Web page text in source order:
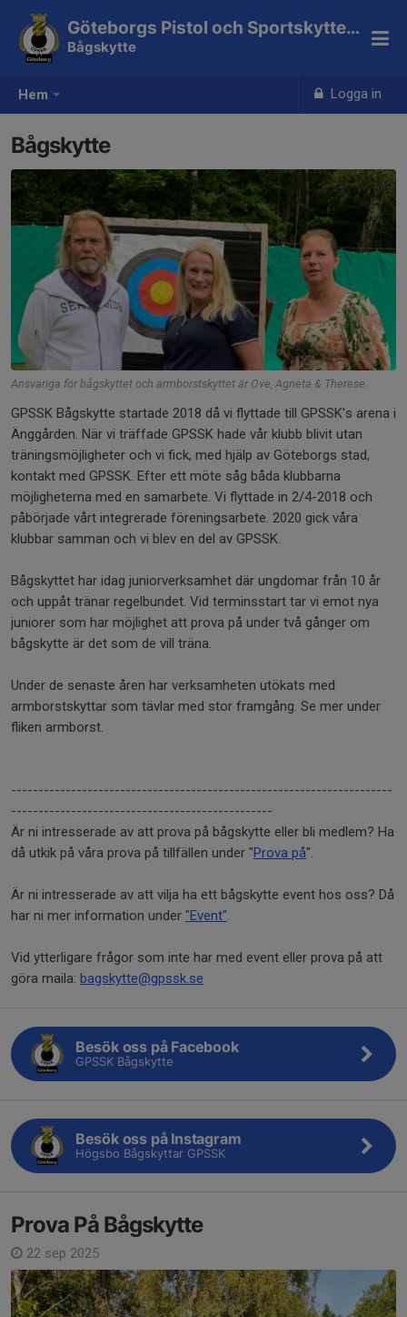
Hem Logga in
Göteborgs Pistol och Sportskytteklubb
Bågskytte
Bågskytte
Ansvariga för bågskyttet och armborstskyttet är Ove, Agneta & Therese.
GPSSK Bågskytte startade 2018 då vi flyttade till GPSSK's arena i
Änggården. När vi träffade GPSSK hade vår klubb blivit utan
träningsmöjligheter och vi fick, med hjälp av Göteborgs stad,
kontakt med GPSSK. Efter ett möte såg båda klubbarna
möjligheterna med en samarbete. Vi flyttade in 2/4-2018 och
påbörjade vårt integrerade föreningsarbete. 2020 gick våra
klubbar samman och vi blev en del av GPSSK.
Bågskyttet har idag juniorverksamhet där ungdomar från 10 år
och uppåt tränar regelbundet. Vid terminsstart tar vi emot nya
juniorer som har möjlighet att prova på under två gånger om
bågskytte är det som de vill träna.
Under de senaste åren har verksamheten utökats med
armborstskyttar som tävlar med stor framgång. Se mer under
fliken armborst.
----------------------------------------------------------------------
------------------------------------------------
Är ni intresserade av att prova på bågskytte eller bli medlem? Ha
då utkik på våra prova på tillfällen under "Prova på".
Är ni intresserade av att vilja ha ett bågskytte event hos oss? Då
har ni mer information under "Event".
Vid ytterligare frågor som inte har med event eller prova på att
göra maila: bagskytte@gpssk.se
Besök oss på Facebook
GPSSK Bågskytte
Besök oss på Instagram
Högsbo Bågskyttar GPSSK
Prova På Bågskytte
22 sep 2025